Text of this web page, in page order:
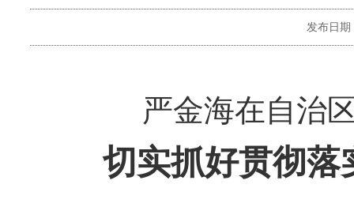
发布日期
严金海在自治
切实抓好贯彻落